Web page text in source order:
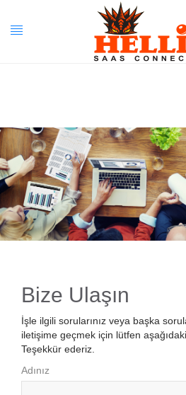
Toggle
Bize Ulaşın
İşle ilgili sorularınız veya başka
iletişime geçmek için lütfen
Teşekkür ederiz.
Adınız